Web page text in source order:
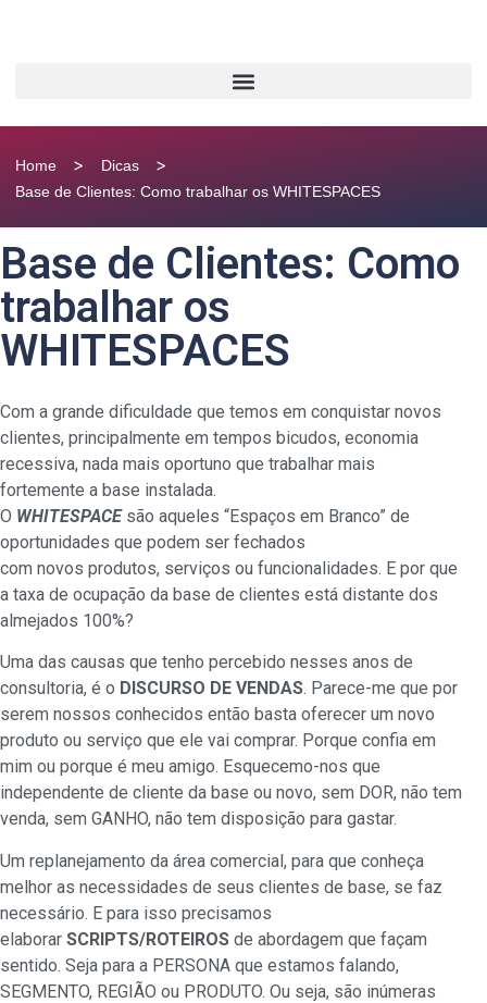
Home > Dicas >
Base de Clientes: Como trabalhar os WHITESPACES
Base de Clientes: Como
trabalhar os
WHITESPACES
Com a grande dificuldade que temos em conquistar novos
clientes, principalmente em tempos bicudos, economia
recessiva, nada mais oportuno que trabalhar mais
fortemente a base instalada.
O WHITESPACEsão aqueles “Espaços em Branco” de
oportunidades que podem ser fechados
com novos produtos, serviços ou funcionalidades. E por que
a taxa de ocupação da base de clientes está distante dos
almejados 100%?
Uma das causas que tenho percebido nesses anos de
consultoria, é o DISCURSO DE VENDAS. Parece-me que por
serem nossos conhecidos então basta oferecer um novo
produto ou serviço que ele vai comprar. Porque confia em
mim ou porque é meu amigo. Esquecemo-nos que
independente de cliente da base ou novo, sem DOR, não tem
venda, sem GANHO, não tem disposição para gastar.
Um replanejamento da área comercial, para que conheça
melhor as necessidades de seus clientes de base, se faz
necessário. E para isso precisamos
elaborar SCRIPTS/ROTEIROS de abordagem que façam
sentido. Seja para a PERSONA que estamos falando,
SEGMENTO, REGIÃO ou PRODUTO. Ou seja, são inúmeras